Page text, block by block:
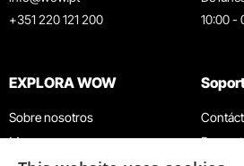
+351 220 121 200
10:00 -
EXPLORA WOW
Sobre nosotros
Museos